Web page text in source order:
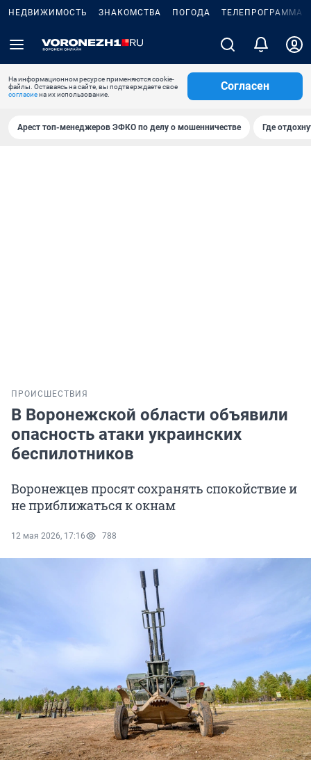
НЕДВИЖИМОСТЬ ЗНАКОМСТВА ПОГОДА ТЕЛЕПРОГРАММА
На информационном ресурсе применяются cookie-
файлы. Оставаясь на сайте, вы подтверждаете свое
согласиена их использование.
Согласен
Арест топ-менеджеров ЭФКО по делу о мошенничестве Где
ПРОИСШЕСТВИЯ
В Воронежской области объявили
опасность атаки украинских
беспилотников
Воронежцев просят сохранять спокойствие и
не приближаться к окнам
12 мая 2026, 17:16 788